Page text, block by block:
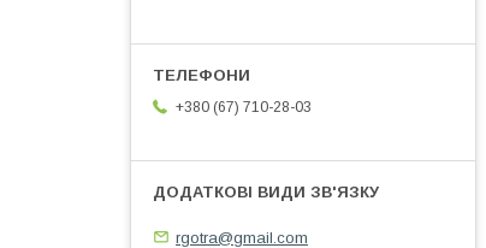
+380 (67) 710-28-03
rgotra@gmail.com